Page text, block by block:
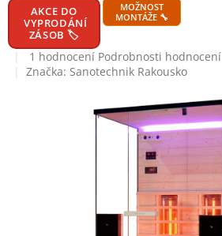
AKCE DO
VYPRODÁNÍ
ZÁSOB 🏷️
MOŽNOST
MONTÁŽE 🔧
Průměrné
hodnocení
1 hodnocení Podrobnosti hodnocení
Značka: Sanotechnik Rakousko